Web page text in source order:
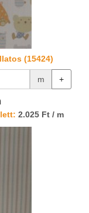
(15424)
m +
2.025 Ft / m